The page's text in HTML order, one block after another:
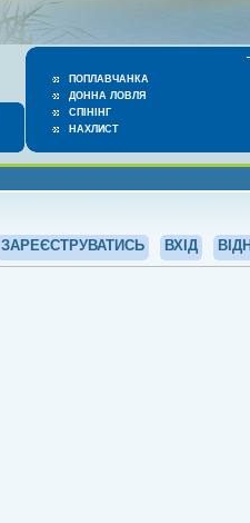
ПОПЛАВЧАНКА
ДОННА ЛОВЛЯ
СПІНІНГ
НАХЛИСТ
ЗАРЕЄСТРУВАТИСЬ ВХІД